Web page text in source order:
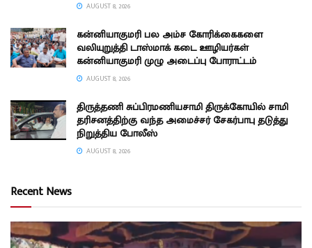
AUGUST 8, 2026
கன்னியாகுமரி பல அம்ச கோரிக்கைகளை
வலியுறுத்தி டாஸ்மாக் கடை ஊழியர்கள்
கன்னியாகுமரி முழு அடைப்பு போராட்டம்
AUGUST 8, 2026
திருத்தணி சுப்பிரமணியசாமி திருக்கோயில் சாமி
தரிசனத்திற்கு வந்த அமைச்சர் சேகர்பாபு தடுத்து
நிறுத்திய போலீஸ்
AUGUST 8, 2026
Recent News